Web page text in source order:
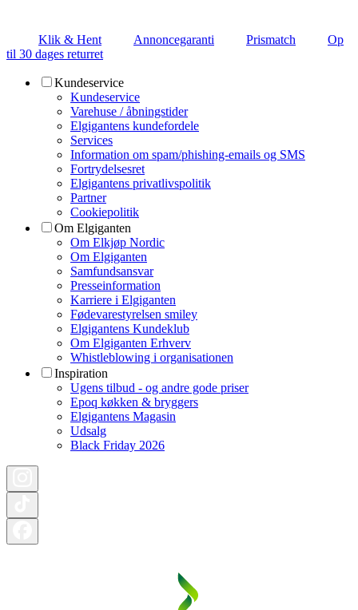
Klik & Hent Annoncegaranti Prismatch
Op
til 30 dages returret
Kundeservice
Kundeservice
Varehuse / åbningstider
Elgigantens kundefordele
Services
Information om spam/phishing-emails og SMS
Fortrydelsesret
Elgigantens privatlivspolitik
Partner
Cookiepolitik
Om Elgiganten
Om Elkjøp Nordic
Om Elgiganten
Samfundsansvar
Presseinformation
Karriere i Elgiganten
Fødevarestyrelsen smiley
Elgigantens Kundeklub
Om Elgiganten Erhverv
Whistleblowing i organisationen
Inspiration
Ugens tilbud - og andre gode priser
Epoq køkken & bryggers
Elgigantens Magasin
Udsalg
Black Friday 2026